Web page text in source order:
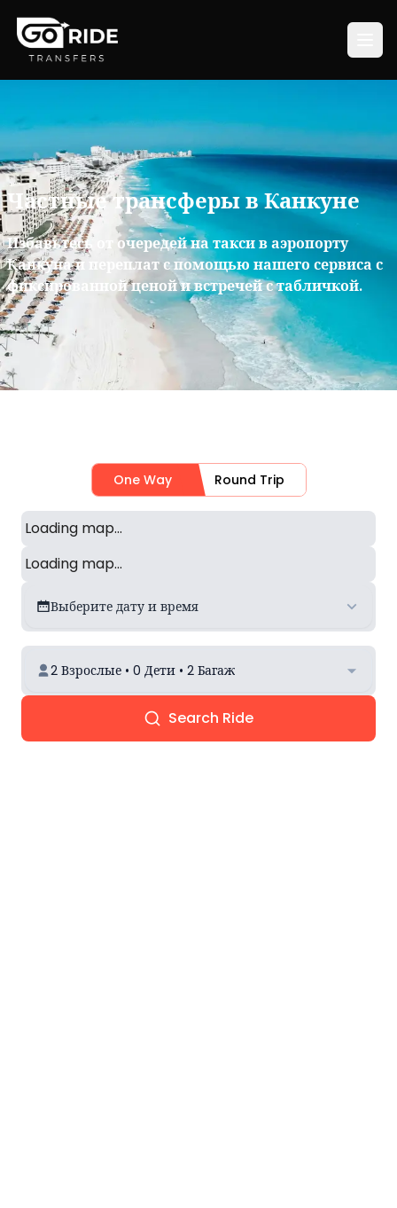
Частные трансферы в Канкуне
Избавьтесь от очередей на такси в аэропорту
Канкуна и переплат с помощью нашего сервиса с
фиксированной ценой и встречей с табличкой.
One Way Round Trip
Loading map...
Loading map...
Выберите дату и время
2 Взрослые • 0 Дети • 2 Багаж
Search Ride